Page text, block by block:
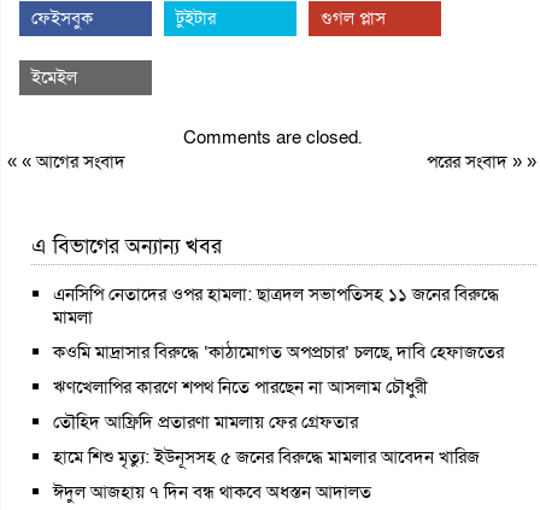
ফেইসবুক টুইটার গুগল প্লাস
ইমেইল
Comments are closed.
« «আগের সংবাদ পরের সংবাদ» »
এ বিভাগের অন্যান্য খবর
এনসিপি নেতাদের ওপর হামলা: ছাত্রদল সভাপতিসহ ১১ জনের বিরুদ্ধে
মামলা
কওমি মাদ্রাসার বিরুদ্ধে ‘কাঠামোগত অপপ্রচার’ চলছে, দাবি হেফাজতের
ঋণখেলাপির কারণে শপথ নিতে পারছেন না আসলাম চৌধুরী
তৌহিদ আফ্রিদি প্রতারণা মামলায় ফের গ্রেফতার
হামে শিশু মৃত্যু: ইউনূসসহ ৫ জনের বিরুদ্ধে মামলার আবেদন খারিজ
ঈদুল আজহায় ৭ দিন বন্ধ থাকবে অধস্তন আদালত